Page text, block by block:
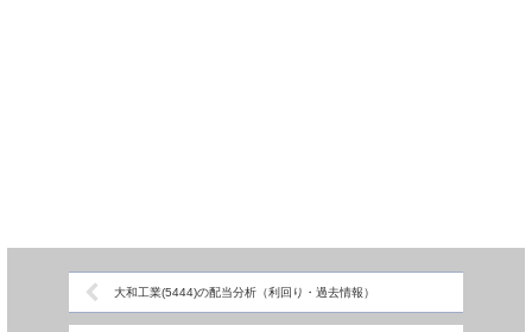
大和工業(5444)の配当分析（利回り・過去情報）